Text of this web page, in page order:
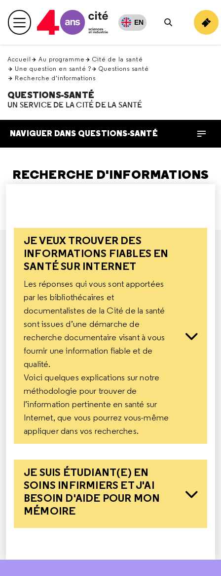
en
haut Menu principal EN
Rechercher
Accueil Au programme
Cité de la santé
Une question en santé ?
Questions santé
Recherche d'informations
QUESTIONS-SANTÉ
UN SERVICE DE LA CITÉ DE LA SANTÉ
NAVIGUER DANS QUESTIONS-SANTÉ
RECHERCHE D'INFORMATIONS
JE VEUX TROUVER DES
INFORMATIONS FIABLES EN
SANTÉ SUR INTERNET
Les réponses qui vous sont apportées
par les bibliothécaires et
documentalistes de la Cité de la santé
sont issues d’une démarche de
recherche documentaire visant à vous
fournir une information fiable et de
qualité.
Voici quelques explications sur notre
méthodologie pour trouver de
l’information pertinente en santé sur
Internet, que vous pourrez vous-même
appliquer dans vos recherches.
JE SUIS ÉTUDIANT(E) EN
SOINS INFIRMIERS ET J'AI
BESOIN D'AIDE POUR MON
MÉMOIRE